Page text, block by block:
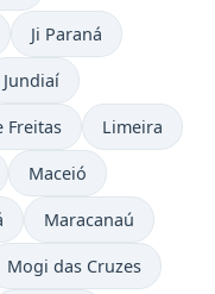
Ji Paraná
Jundiaí
Freitas Limeira
Maceió
Maracanaú
Mogi das Cruzes